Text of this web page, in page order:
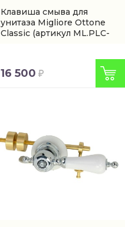
Клавиша смыва для
унитаза Migliore Ottone
Classic (артикул ML.PLC-
16 500